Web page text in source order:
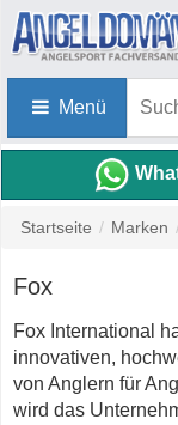
Menü
Startseite / Marken
Fox
Fox International
innovativen,
von Anglern für
wird das